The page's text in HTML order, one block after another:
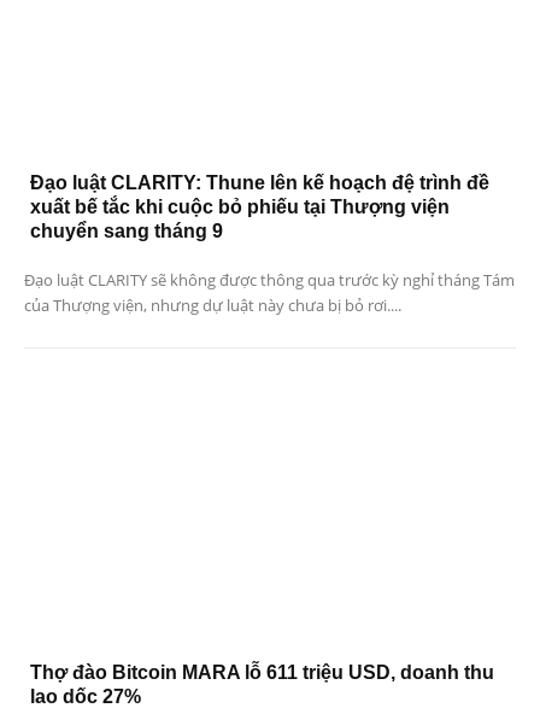
Đạo luật CLARITY: Thune lên kế hoạch đệ trình đề
xuất bế tắc khi cuộc bỏ phiếu tại Thượng viện
chuyển sang tháng 9
Đạo luật CLARITY sẽ không được thông qua trước kỳ nghỉ tháng Tám
của Thượng viện, nhưng dự luật này chưa bị bỏ rơi....
Thợ đào Bitcoin MARA lỗ 611 triệu USD, doanh thu
lao dốc 27%